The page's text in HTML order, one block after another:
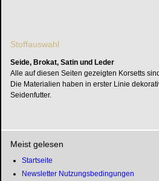
Stoffauswahl
Seide, Brokat, Satin und Leder
Alle auf diesen Seiten gezeigten Korsetts
Die Materialien haben in erster Linie
Seidenfutter.
Meist gelesen
Startseite
Newsletter Nutzungsbedingungen